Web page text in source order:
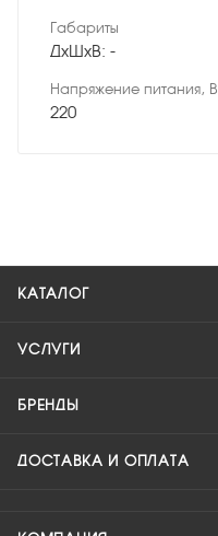
Габариты
ДхШхВ: -
Напряжение питания, В
220
КАТАЛОГ
УСЛУГИ
БРЕНДЫ
ДОСТАВКА И ОПЛАТА